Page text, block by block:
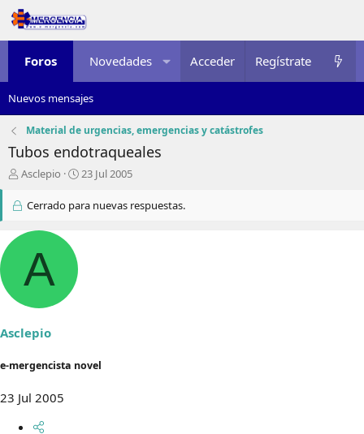
Foros Novedades Multimedia Recursos
Acceder Regístrate
Nuevos mensajes
Material de urgencias, emergencias y catástrofes
Tubos endotraqueales
I
i
i
o
r
d
l
e
Asclepio
F
c
23 Jul 2005
Cerrado para nuevas respuestas.
A
Asclepio
e-mergencista novel
23 Jul 2005